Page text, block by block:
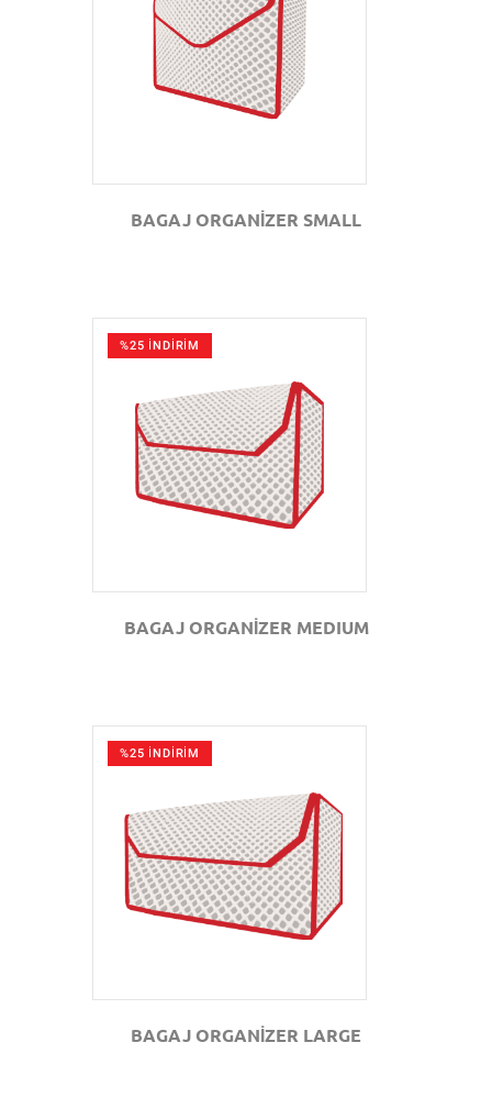
GÖZAT
BAGAJ ORGANİZER SMALL
%25 İNDİRİM
GÖZAT
BAGAJ ORGANİZER MEDIUM
%25 İNDİRİM
GÖZAT
BAGAJ ORGANİZER LARGE